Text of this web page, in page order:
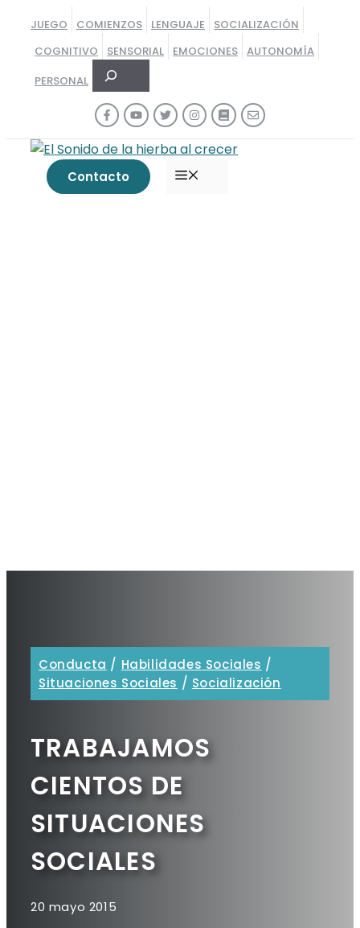
contenido
JUEGO COMIENZOS LENGUAJE
SOCIALIZACIÓN
COGNITIVO
SENSORIAL EMOCIONES AUTONOMÍA
PERSONAL
Buscar
Contacto
Conducta / Habilidades Sociales /
Situaciones Sociales / Socialización
TRABAJAMOS
CIENTOS DE
SITUACIONES
SOCIALES
20 mayo 2015